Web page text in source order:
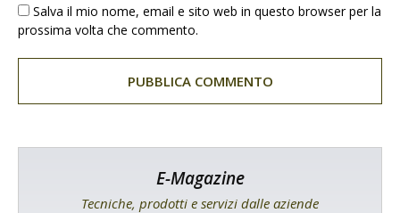
Salva il mio nome, email e sito web in questo browser per la
prossima volta che commento.
E-Magazine
Tecniche, prodotti e servizi dalle aziende